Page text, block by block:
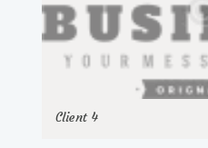
Client 4